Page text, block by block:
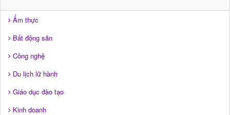
Ẩm thực
Bất động sản
Công nghệ
Du lịch lữ hành
Giáo dục đào tạo
Kinh doanh